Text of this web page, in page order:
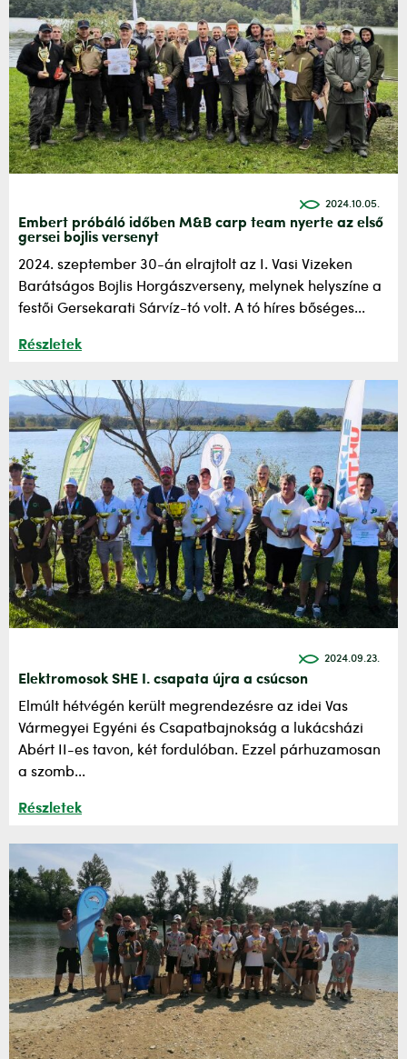
2024.10.05.
Embert próbáló időben M&B carp team nyerte az első
gersei bojlis versenyt
2024. szeptember 30-án elrajtolt az I. Vasi Vizeken
Barátságos Bojlis Horgászverseny, melynek helyszíne a
festői Gersekarati Sárvíz-tó volt. A tó híres bőséges...
Részletek
2024.09.23.
Elektromosok SHE I. csapata újra a csúcson
Elmúlt hétvégén került megrendezésre az idei Vas
Vármegyei Egyéni és Csapatbajnokság a lukácsházi
Abért II-es tavon, két fordulóban. Ezzel párhuzamosan
a szomb...
Részletek